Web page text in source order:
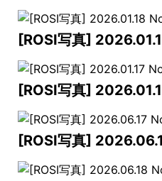
[ROSI写真]
[ROSI写真]
[ROSI写真]